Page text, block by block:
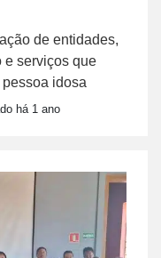
de entidades,
e serviços que
idosa
há 1 ano